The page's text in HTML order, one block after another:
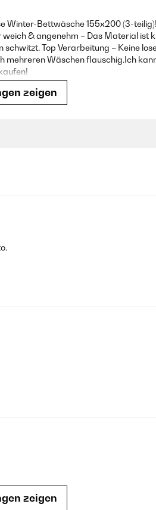
Bettwäsche 155x200 (3-
& angenehm – Das Material ist
Top Verarbeitung – Keine
mehreren Wäschen flauschig.Ich
zu. Hab gleich noch ne zweit
zeigen
zeigen